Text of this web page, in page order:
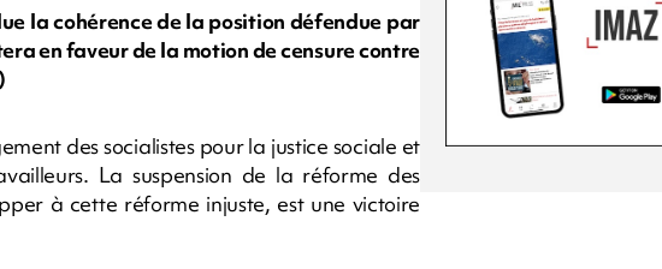
la cohérence de la position défendue par
en faveur de la motion de censure contre
des socialistes pour la justice sociale et
La suspension de la réforme des
à cette réforme injuste, est une victoire